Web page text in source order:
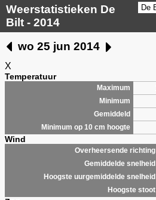
Weerstatistieken De
Bilt - 2014
wo 25 jun 2014
X
Temperatuur
Maximum
Minimum
Gemiddeld
Minimum op 10 cm hoogte
Wind
Overheersende richting
Gemiddelde snelheid
Hoogste uurgemiddelde snelheid
Hoogste stoot